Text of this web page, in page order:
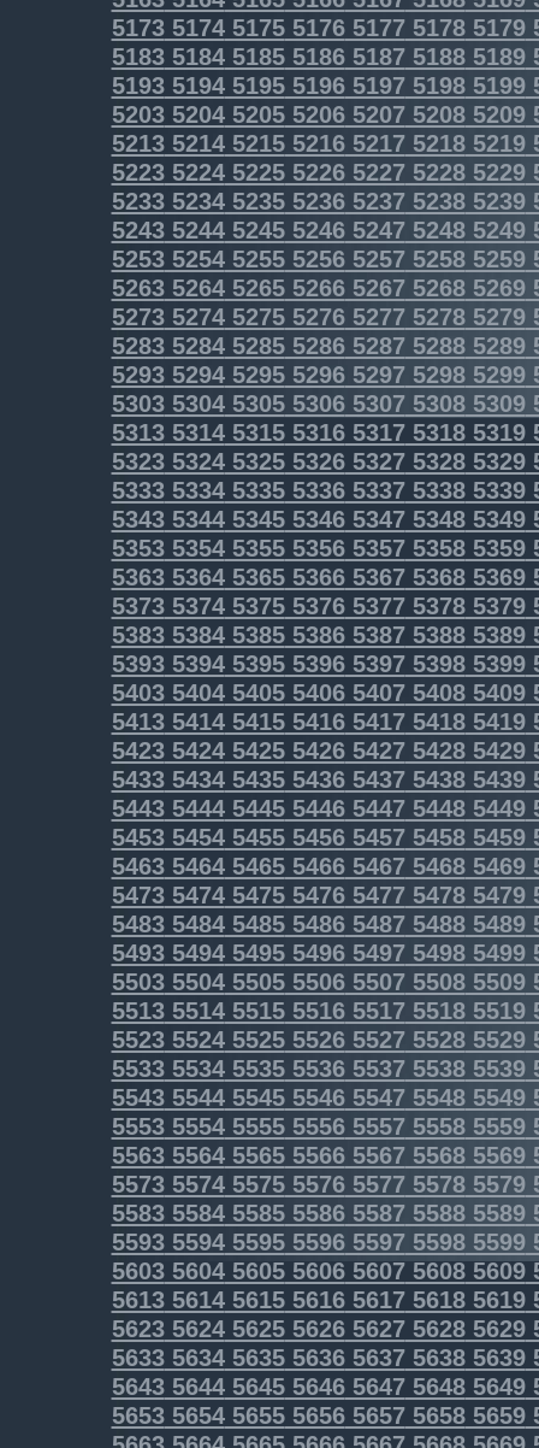
5173517451755176517751785179
5183518451855186518751885189
51935194519551965197 51985199
52035204520552065207 52085209
5213521452155216521752185219
52235224522552265227 52285229
52335234523552365237 52385239
52435244524552465247 52485249
52535254525552565257 52585259
52635264526552665267 52685269
52735274527552765277 52785279
52835284528552865287 52885289
52935294529552965297 52985299
53035304530553065307 53085309
5313531453155316531753185319
5323532453255326532753285329
5333533453355336533753385339
5343534453455346534753485349
5353535453555356535753585359
5363536453655366536753685369
5373537453755376537753785379
5383538453855386538753885389
5393539453955396539753985399
5403540454055406540754085409
5413541454155416541754185419
5423542454255426542754285429
5433543454355436543754385439
5443544454455446544754485449
5453545454555456545754585459
5463546454655466546754685469
54735474547554765477 54785479
54835484548554865487 54885489
54935494549554965497 54985499
55035504550555065507 55085509
55135514551555165517 55185519
5523552455255526552755285529
55335534553555365537 55385539
55435544554555465547 55485549
55535554555555565557 55585559
55635564556555665567 55685569
55735574557555765577 55785579
55835584558555865587 55885589
55935594559555965597 55985599
5603560456055606560756085609
5613561456155616561756185619
5623562456255626562756285629
5633563456355636563756385639
5643564456455646564756485649
5653565456555656565756585659